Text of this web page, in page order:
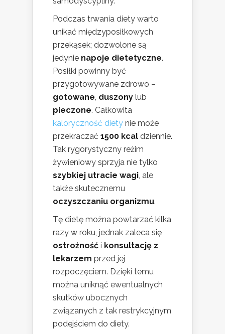
Podczas trwania diety warto
unikać międzyposiłkowych
przekąsek; dozwolone są
jedynie napoje dietetyczne.
Posiłki powinny być
przygotowywane zdrowo –
gotowane duszony lub
pieczone. Całkowita
kaloryczność diety nie może
przekraczać 1500 kcal dziennie.
Tak rygorystyczny reżim
żywieniowy sprzyja nie tylko
szybkiej utracie wagi , ale
także skutecznemu
oczyszczaniu organizmu.
Tę dietę można powtarzać kilka
razy w roku, jednak zaleca się
ostrożność i konsultację z
lekarzem przed jej
rozpoczęciem. Dzięki temu
można uniknąć ewentualnych
skutków ubocznych
związanych z tak restrykcyjnym
podejściem do diety.